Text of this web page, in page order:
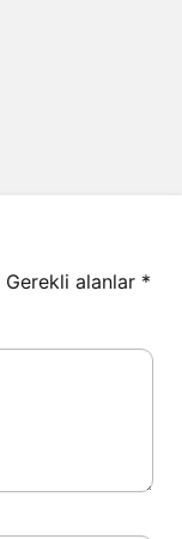
Gerekli alanlar *